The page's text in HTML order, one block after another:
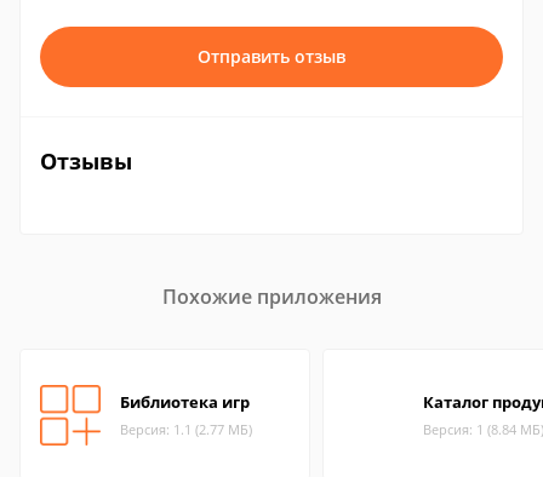
Отправить отзыв
Отзывы
Похожие приложения
Библиотека игр
Версия: 1.1 (2.77 МБ)
Каталог
Версия: 1 (8.84 МБ)